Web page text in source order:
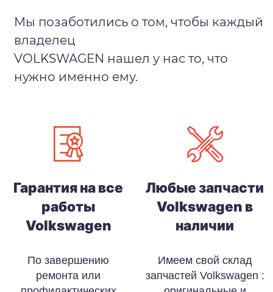
Мы позаботились о том, чтобы каждый
владелец
VOLKSWAGEN нашел у нас то, что
нужно именно ему.
Гарантия на все
работы
Volkswagen
По завершению
ремонта или
Любые запчасти
Volkswagen в
наличии
Имеем свой склад
запчастей Volkswagen :